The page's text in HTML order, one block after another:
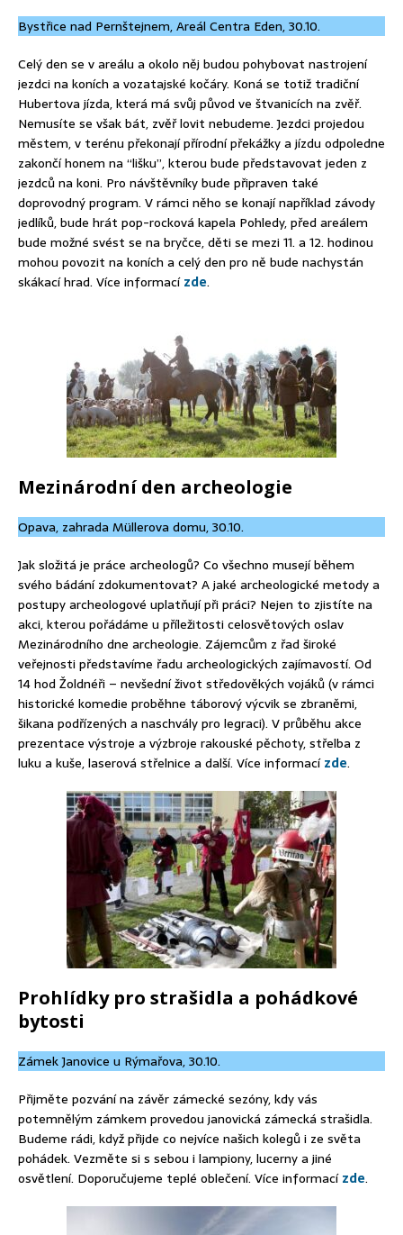
Bystřice nad Pernštejnem, Areál Centra Eden, 30.10.
Celý den se v areálu a okolo něj budou pohybovat nastrojení
jezdci na koních a vozatajské kočáry. Koná se totiž tradiční
Hubertova jízda, která má svůj původ ve štvanicích na zvěř.
Nemusíte se však bát, zvěř lovit nebudeme. Jezdci projedou
městem, v terénu překonají přírodní překážky a jízdu odpoledne
zakončí honem na “lišku”, kterou bude představovat jeden z
jezdců na koni. Pro návštěvníky bude připraven také
doprovodný program. V rámci něho se konají například závody
jedlíků, bude hrát pop-rocková kapela Pohledy, před areálem
bude možné svést se na bryčce, děti se mezi 11. a 12. hodinou
mohou povozit na koních a celý den pro ně bude nachystán
skákací hrad. Více informacízde.
Mezinárodní den archeologie
Opava, zahrada Müllerova domu, 30.10.
Jak složitá je práce archeologů? Co všechno musejí během
svého bádání zdokumentovat? A jaké archeologické metody a
postupy archeologové uplatňují při práci? Nejen to zjistíte na
akci, kterou pořádáme u příležitosti celosvětových oslav
Mezinárodního dne archeologie. Zájemcům z řad široké
veřejnosti představíme řadu archeologických zajímavostí. Od
14 hod Žoldnéři – nevšední život středověkých vojáků (v rámci
historické komedie proběhne táborový výcvik se zbraněmi,
šikana podřízených a naschvály pro legraci). V průběhu akce
prezentace výstroje a výzbroje rakouské pěchoty, střelba z
luku a kuše, laserová střelnice a další. Více informacízde.
Prohlídky pro strašidla a pohádkové
bytosti
Zámek Janovice u Rýmařova, 30.10.
Přijměte pozvání na závěr zámecké sezóny, kdy vás
potemnělým zámkem provedou janovická zámecká strašidla.
Budeme rádi, když přijde co nejvíce našich kolegů i ze světa
pohádek. Vezměte si s sebou i lampiony, lucerny a jiné
osvětlení. Doporučujeme teplé oblečení. Více informacízde.